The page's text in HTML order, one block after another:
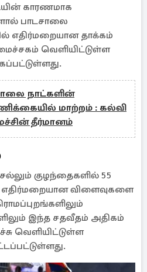
காரணமாக
பாடசாலை
எதிர்மறையான தாக்கம்
வெளியிட்டுள்ள
நாட்களின்
மாற்றம் : கல்வி
தீர்மானம்
குழந்தைகளில் 55
எதிர்மறையான விளைவுகளை
இந்த சதவீதம் அதிகம்
வெளியிட்டுள்ள